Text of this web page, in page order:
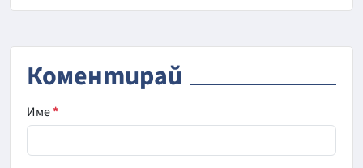
Коментирай
Име*